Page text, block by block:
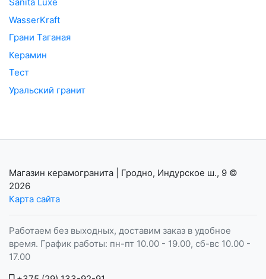
WasserKraft
Грани Таганая
Керамин
Тест
Уральский гранит
Магазин керамогранита | Гродно, Индурское ш., 9 ©
2026
Карта сайта
Работаем без выходных, доставим заказ в удобное
время. График работы: пн-пт 10.00 - 19.00, сб-вс 10.00 -
17.00